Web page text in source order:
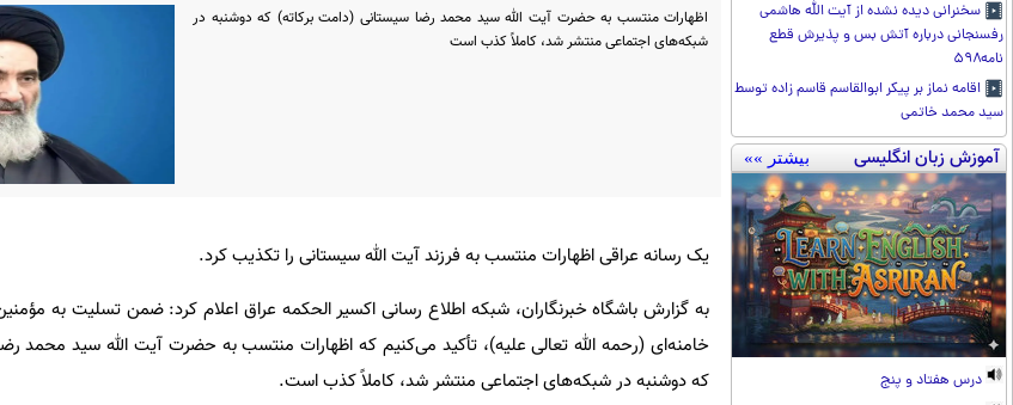
سخنرانی دیده نشده از آیت الله هاشمی
رفسنجانی درباره آتش بس و پذیرش قطع
نامه۵۹۸
اقامه نماز بر پیکر ابوالقاسم قاسم زاده توسط
سید محمد خاتمی
آموزش زبان انگلیسی بیشتر »»
درس هفتاد و پنج
اظهارات منتسب به حضرت آیت الله سید محمد رضا سیستانی (دامت برکاته) که دوشنبه در
شبکه‌های اجتماعی منتشر شد، کاملاً کذب است
یک رسانه عراقی اظهارات منتسب به فرزند آیت الله سیستانی را تکذیب کرد.
به گزارش باشگاه خبرنگاران، شبکه اطلاع رسانی اکسیر الحکمه عراق اعلام کرد: ضمن تسلیت به
خامنه‌ای (رحمه الله تعالی علیه)، تأکید می‌کنیم که اظهارات منتسب به حضرت آیت الله سید محمد
که دوشنبه در شبکه‌های اجتماعی منتشر شد، کاملاً کذب است.